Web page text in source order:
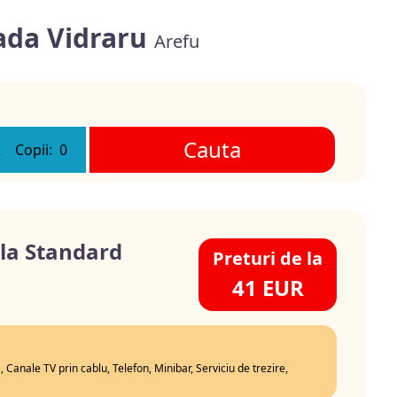
Vidraru Arefu
Copii: 0 Cauta
Standard Preturi de la
41 EUR
Canale TV prin cablu, Telefon, Minibar, Serviciu de trezire,